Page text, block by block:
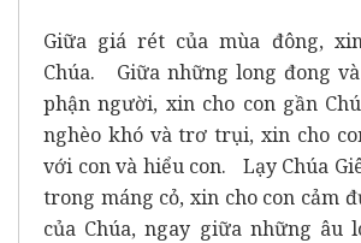
Giữa giá rét của mùa đông,
Chúa. Giữa những long đong
phận người, xin cho con gần
nghèo khó và trơ trụi, xin cho
với con và hiểu con. Lạy Chúa
trong máng cỏ, xin cho con cảm
của Chúa, ngay giữa những âu